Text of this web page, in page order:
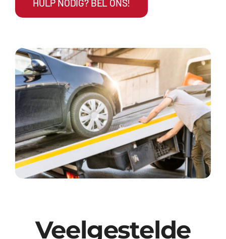
HULP NODIG? BEL ONS!
Veelgestelde